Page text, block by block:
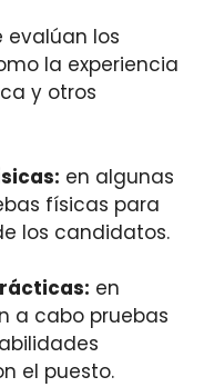
evalúan los
la experiencia
y otros
: en algunas
físicas para
los candidatos.
: en
a cabo pruebas
el puesto.